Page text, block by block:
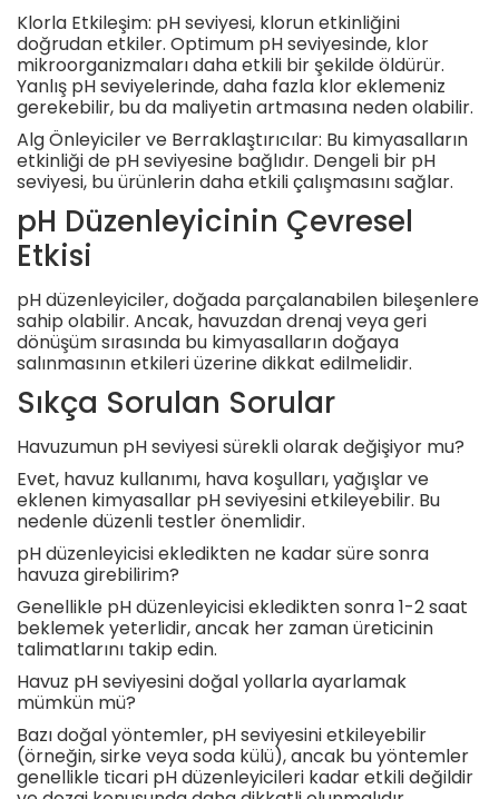
Klorla Etkileşim: pH seviyesi, klorun etkinliğini
doğrudan etkiler. Optimum pH seviyesinde, klor
mikroorganizmaları daha etkili bir şekilde öldürür.
Yanlış pH seviyelerinde, daha fazla klor eklemeniz
gerekebilir, bu da maliyetin artmasına neden olabilir.
Alg Önleyiciler ve Berraklaştırıcılar: Bu kimyasalların
etkinliği de pH seviyesine bağlıdır. Dengeli bir pH
seviyesi, bu ürünlerin daha etkili çalışmasını sağlar.
pH Düzenleyicinin Çevresel
Etkisi
pH düzenleyiciler, doğada parçalanabilen bileşenlere
sahip olabilir. Ancak, havuzdan drenaj veya geri
dönüşüm sırasında bu kimyasalların doğaya
salınmasının etkileri üzerine dikkat edilmelidir.
Sıkça Sorulan Sorular
Havuzumun pH seviyesi sürekli olarak değişiyor mu?
Evet, havuz kullanımı, hava koşulları, yağışlar ve
eklenen kimyasallar pH seviyesini etkileyebilir. Bu
nedenle düzenli testler önemlidir.
pH düzenleyicisi ekledikten ne kadar süre sonra
havuza girebilirim?
Genellikle pH düzenleyicisi ekledikten sonra 1-2 saat
beklemek yeterlidir, ancak her zaman üreticinin
talimatlarını takip edin.
Havuz pH seviyesini doğal yollarla ayarlamak
mümkün mü?
Bazı doğal yöntemler, pH seviyesini etkileyebilir
(örneğin, sirke veya soda külü), ancak bu yöntemler
genellikle ticari pH düzenleyicileri kadar etkili değildir